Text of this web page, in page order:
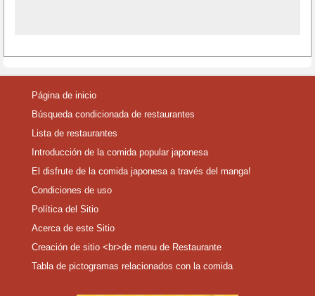
Página de inicio
Búsqueda condicionada de restaurantes
Lista de restaurantes
Introducción de la comida popular japonesa
El disfrute de la comida japonesa a través del manga!
Condiciones de uso
Política del Sitio
Acerca de este Sitio
Creación de sitio <br>de menu de Restaurante
Tabla de pictogramas relacionados con la comida